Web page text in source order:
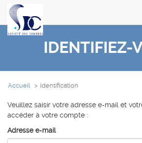
IDENTIFIEZ-
Accueil Identification
Veuillez saisir votre adresse e-mail et
accéder à votre compte :
Adresse e-mail